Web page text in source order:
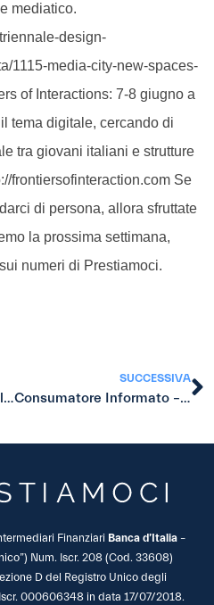
mediatico.
design-
1115-media-city-new-spaces-
of Interactions: 7-8 giugno a
tema digitale, cercando di
tra giovani italiani e strutture
frontiersofinteraction.com Se
di persona, allora sfruttate
la prossima settimana,
numeri di Prestiamoci.
L’Unità – L’ora del «social lending», il prestito si fa sociale
SUCCESSIVA
Consumatore Informato – Ultime dal social lending
Finanziari Banca d’Italia –
Num. Iscr. 208 (Cod. 33608)
D del Registro Unico degli
000606348 in data 17/07/2018.